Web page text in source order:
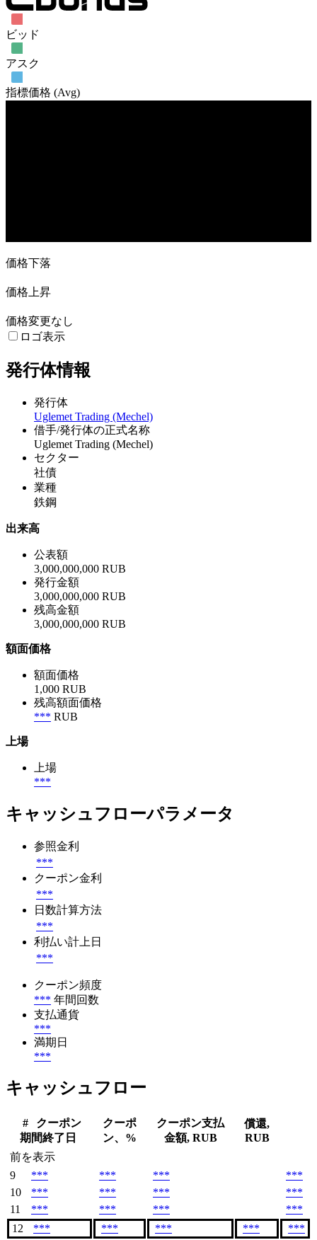
ビッド
アスク
指標価格 (Avg)
価格下落
価格上昇
価格変更なし
ロゴ表示
発行体情報
発行体
Uglemet Trading (Mechel)
借手/発行体の正式名称
Uglemet Trading (Mechel)
セクター
社債
業種
鉄鋼
出来高
公表額
3,000,000,000 RUB
発行金額
3,000,000,000 RUB
残高金額
3,000,000,000 RUB
額面価格
額面価格
1,000 RUB
残高額面価格
*** RUB
上場
上場
***
キャッシュフローパラメータ
参照金利
***
クーポン金利
***
日数計算方法
***
利払い計上日
***
クーポン頻度
*** 年間回数
支払通貨
***
満期日
***
キャッシュフロー
#
クーポン
期間終了日
クーポ
ン、%
クーポン支払
金額, RUB
償還,
RUB
前を表示
9
*** *** ***
***
10
*** *** ***
***
11
*** *** ***
***
12
*** *** *** ***
***